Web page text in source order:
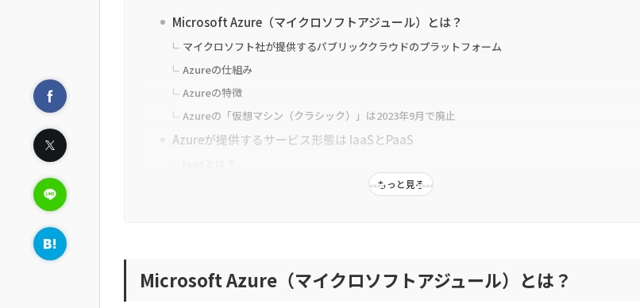
もっと見る
Microsoft Azure（マイクロソフトアジュール）とは？
マイクロソフト社が提供するパブリッククラウドのプラットフォーム
Azureの仕組み
Azureの特徴
Azureの「仮想マシン（クラシック）」は2023年9月で廃止
Azureが提供するサービス形態は IaaSとPaaS
セキュリティ強化
Microsoft Azure（マイクロソフトアジュール）とは？